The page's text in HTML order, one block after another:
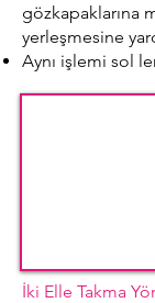
gözkapaklarına
yerleşmesine
Aynı işlemi sol
İki Elle Takma